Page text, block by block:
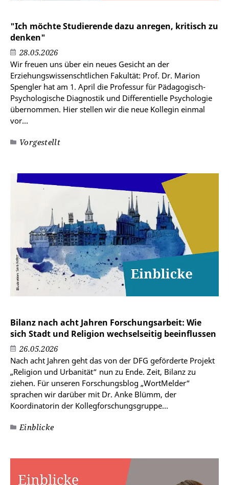
"Ich möchte Studierende dazu anregen, kritisch zu
denken"
28.05.2026
Wir freuen uns über ein neues Gesicht an der
Erziehungswissenschtlichen Fakultät: Prof. Dr. Marion
Spengler hat am 1. April die Professur für Pädagogisch-
Psychologische Diagnostik und Differentielle Psychologie
übernommen. Hier stellen wir die neue Kollegin einmal
vor...
Vorgestellt
Bilanz nach acht Jahren Forschungsarbeit: Wie
sich Stadt und Religion wechselseitig beeinflussen
26.05.2026
Nach acht Jahren geht das von der DFG geförderte Projekt
„Religion und Urbanität“ nun zu Ende. Zeit, Bilanz zu
ziehen. Für unseren Forschungsblog „WortMelder“
sprachen wir darüber mit Dr. Anke Blümm, der
Koordinatorin der Kollegforschungsgruppe…
Einblicke